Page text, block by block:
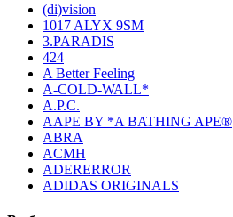
(di)vision
1017 ALYX 9SM
3.PARADIS
424
A Better Feeling
A-COLD-WALL*
A.P.C.
AAPE BY *A BATHING APE®
ABRA
ACMH
ADERERROR
ADIDAS ORIGINALS